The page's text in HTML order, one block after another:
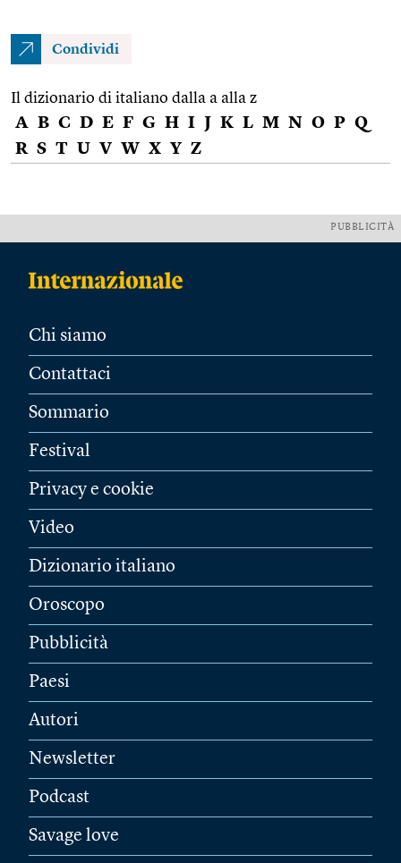
Condividi
Il dizionario di italiano dalla a alla z
A B C D E F G H I J K L M N O P Q
R S T U V W X Y Z
PUBBLICITÀ
Chi siamo
Contattaci
Sommario
Festival
Privacy e cookie
Video
Dizionario italiano
Oroscopo
Pubblicità
Paesi
Autori
Newsletter
Podcast
Savage love